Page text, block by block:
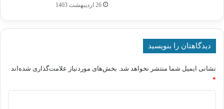
26 اردیبهشت 1403
دیدگاهتان را بنویسید
نشانی ایمیل شما منتشر نخواهد شد. بخش‌های موردنیاز علامت‌گذاری شده‌اند
*